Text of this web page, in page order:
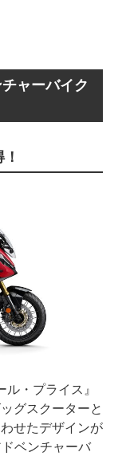
ャーバイク
・プライス』
グスクーターと
せたデザインが
ベンチャーバ